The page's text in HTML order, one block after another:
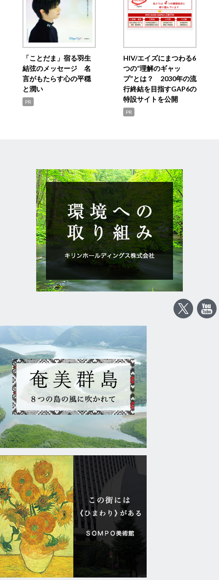
「ことだま」宿る羽生
結弦のメッセージ 名
言がもたらす心の平穏
と潤い
PR
HIV/エイズにまつわる6
つの“理解のギャッ
プ”とは？ 2030年の流
行終結を目指すGAP6の
特設サイトを公開
PR